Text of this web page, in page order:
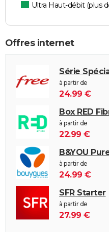
Ultra Haut-débit (plus
Offres internet
Série
à partir de
24.99 €
Box RED
à partir de
22.99 €
B&YOU
à partir de
24.99 €
SFR Starter
à partir de
27.99 €